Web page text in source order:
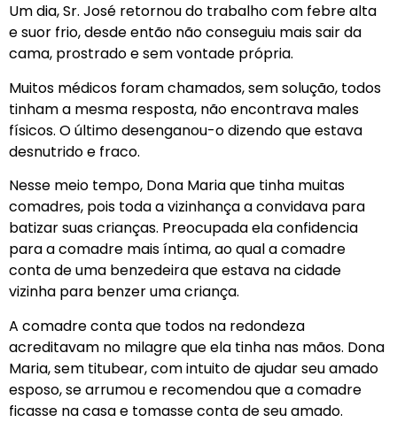
Um dia, Sr. José retornou do trabalho com febre alta
e suor frio, desde então não conseguiu mais sair da
cama, prostrado e sem vontade própria.
Muitos médicos foram chamados, sem solução, todos
tinham a mesma resposta, não encontrava males
físicos. O último desenganou-o dizendo que estava
desnutrido e fraco.
Nesse meio tempo, Dona Maria que tinha muitas
comadres, pois toda a vizinhança a convidava para
batizar suas crianças. Preocupada ela confidencia
para a comadre mais íntima, ao qual a comadre
conta de uma benzedeira que estava na cidade
vizinha para benzer uma criança.
A comadre conta que todos na redondeza
acreditavam no milagre que ela tinha nas mãos. Dona
Maria, sem titubear, com intuito de ajudar seu amado
esposo, se arrumou e recomendou que a comadre
ficasse na casa e tomasse conta de seu amado.